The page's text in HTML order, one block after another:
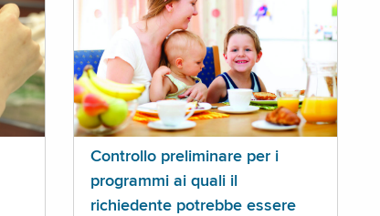
Controllo preliminare per i
programmi ai quali il
richiedente potrebbe essere